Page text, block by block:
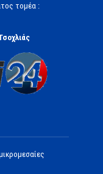
τομέα :